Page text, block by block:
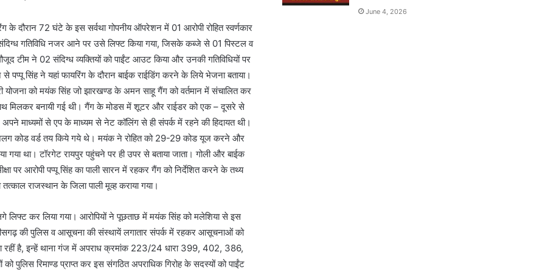
के दौरान 72 घंटे के इस सर्वथा गोपनीय ऑपरेशन में 01 आरोपी रोहित स्वर्णकार
गतिविधि नजर आने पर उसे लिफ्ट किया गया, जिसके कब्जे से 01 पिस्टल व
टीम ने 02 संदिग्ध व्यक्तियों को पाईंट आउट किया और उनकी गतिविधियों पर
सिंह ने यहां फायरिंग के दौरान बाईक राईडिंग करने के लिये भेजना बताया।
योजना को मयंक सिंह जो झारखण्ड के अमन साहू गैंग को वर्तमान में संचालित कर
मिलकर बनायी गई थी। गैंग के मोडस में शूटर और राईडर को एक – दूसरे से
माध्यमों से एप के माध्यम से नेट कॉलिंग से ही संपर्क में रहने की हिदायत थी।
अलग कोड वर्ड तय किये गये थे। मयंक ने रोहित को 29-29 कोड यूज करने और
था। टॉरगेट रायपुर पहुंचने पर ही उपर से बताया जाता। गोली और बाईक
पर आरोपी पप्पू सिंह का पाली सारन में रहकर गैंग को निर्देशित करने के तथ्य
राजस्थान के जिला पाली मूव्ह कराया गया।
लिफ्ट कर लिया गया। आरोपियों ने पूछताछ में मयंक सिंह को मलेशिया से इस
की पुलिस व आसूचना की संस्थायें लगातार संपर्क में रहकर आसूचनाओं को
रहीं है, इन्हें थाना गंज में अपराध क्रमांक 223/24 धारा 399, 402, 386,
पुलिस रिमाण्ड प्राप्त कर इस संगठित अपराधिक गिरोह के सदस्यों को पाईंट
June 4, 2026